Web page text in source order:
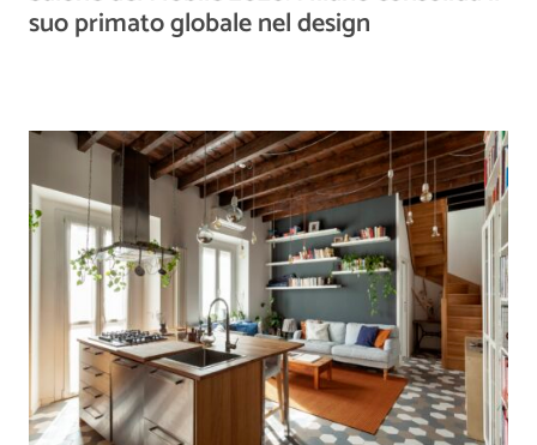
suo primato globale nel design